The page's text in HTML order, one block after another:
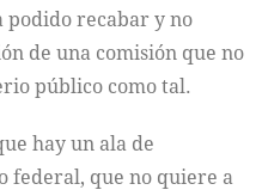
podido recabar y no
de una comisión que no
público como tal.
hay un ala de
federal, que no quiere a